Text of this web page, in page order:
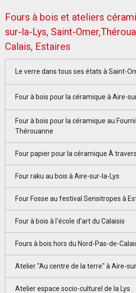
Fours à bois et ateliers
sur-la-Lys, Saint-
Calais, Estaires
Le verre dans tous ses états à Saint-
Four à bois pour la céramique à Aire-
Four à bois pour la céramique au
Thérouanne
Four papier pour la céramique À
Four raku au bois à Aire-sur-la-Lys
Four Fosse au festival Sensitropes à
Four à bois à l'école d'art du Calaisis
Fours à bois hors du Nord-Pas-de-
Atelier "Au centre de la terre" à Aire-
Atelier espace socio-culturel de la Lys